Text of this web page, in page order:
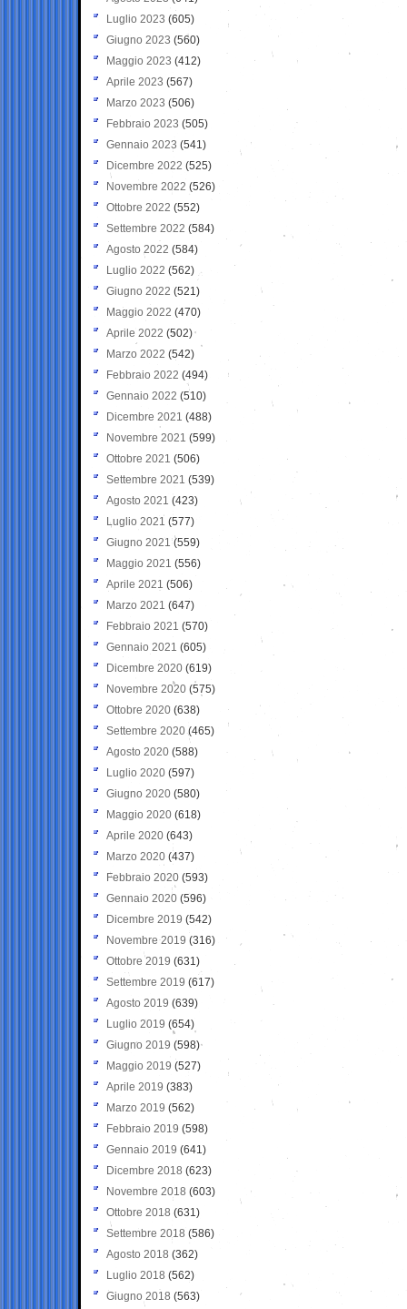
Luglio 2023 (605)
Giugno 2023 (560)
Maggio 2023 (412)
Aprile 2023 (567)
Marzo 2023 (506)
Febbraio 2023 (505)
Gennaio 2023 (541)
Dicembre 2022 (525)
Novembre 2022 (526)
Ottobre 2022 (552)
Settembre 2022 (584)
Agosto 2022 (584)
Luglio 2022 (562)
Giugno 2022 (521)
Maggio 2022 (470)
Aprile 2022 (502)
Marzo 2022 (542)
Febbraio 2022 (494)
Gennaio 2022 (510)
Dicembre 2021 (488)
Novembre 2021 (599)
Ottobre 2021 (506)
Settembre 2021 (539)
Agosto 2021 (423)
Luglio 2021 (577)
Giugno 2021(559)
Maggio 2021 (556)
Aprile 2021 (506)
Marzo 2021 (647)
Febbraio 2021 (570)
Gennaio 2021 (605)
Dicembre 2020 (619)
Novembre 2020 (575)
Ottobre 2020 (638)
Settembre 2020(465)
Agosto 2020 (588)
Luglio 2020 (597)
Giugno 2020 (580)
Maggio 2020 (618)
Aprile 2020 (643)
Marzo 2020 (437)
Febbraio 2020 (593)
Gennaio 2020 (596)
Dicembre 2019 (542)
Novembre 2019 (316)
Ottobre 2019 (631)
Settembre 2019 (617)
Agosto 2019 (639)
Luglio 2019 (654)
Giugno 2019 (598)
Maggio 2019 (527)
Aprile 2019 (383)
Marzo 2019 (562)
Febbraio 2019 (598)
Gennaio 2019 (641)
Dicembre 2018 (623)
Novembre 2018 (603)
Ottobre 2018 (631)
Settembre 2018 (586)
Agosto 2018 (362)
Luglio 2018 (562)
Giugno 2018 (563)